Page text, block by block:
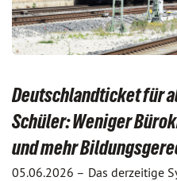
Deutschlandticket für
Schüler: Weniger
und mehr
05.06.2026 – Das derzeitige